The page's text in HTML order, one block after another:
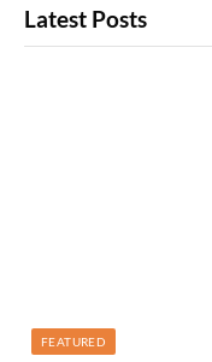
Latest Posts
FEATURED